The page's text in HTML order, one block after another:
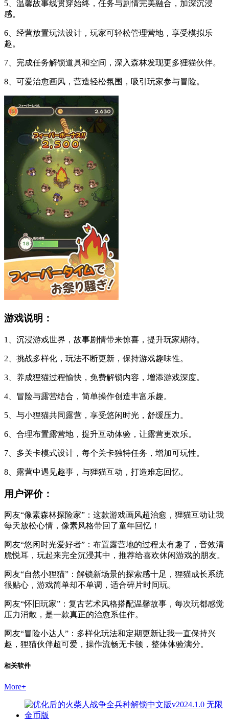
5、温馨故事线贯穿始终，任务与剧情完美融合，加深沉浸
感。
6、经营放置玩法设计，玩家可轻松管理营地，享受模拟乐
趣。
7、完成任务解锁道具和空间，深入森林发现更多狸猫伙伴。
8、可爱治愈画风，营造轻松氛围，吸引玩家参与冒险。
游戏说明：
1、沉浸游戏世界，故事剧情带来惊喜，提升玩家期待。
2、挑战多样化，玩法不断更新，保持游戏趣味性。
3、养成狸猫过程愉快，免费解锁内容，增添游戏深度。
4、冒险与露营结合，简单操作创造丰富乐趣。
5、与小狸猫共同露营，享受悠闲时光，舒缓压力。
6、合理布置露营地，提升互动体验，让露营更欢乐。
7、多关卡模式设计，每个关卡独特任务，增加可玩性。
8、露营中遇见趣事，与狸猫互动，打造难忘回忆。
用户评价：
网友“像素森林探险家”：这款游戏画风超治愈，狸猫互动让我
每天放松心情，像素风格带回了童年回忆！
网友“悠闲时光爱好者”：布置露营地的过程太有趣了，音效清
脆悦耳，玩起来完全沉浸其中，推荐给喜欢休闲游戏的朋友。
网友“自然小狸猫”：解锁新场景的探索感十足，狸猫成长系统
很贴心，游戏简单却不单调，适合碎片时间玩。
网友“怀旧玩家”：复古艺术风格搭配温馨故事，每次玩都感觉
压力消散，是一款真正的治愈系佳作。
网友“冒险小达人”：多样化玩法和定期更新让我一直保持兴
趣，狸猫伙伴超可爱，操作流畅无卡顿，整体体验满分。
相关软件
More+